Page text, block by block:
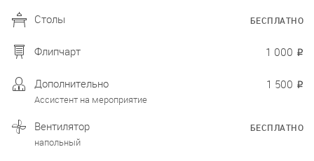
Столы БЕСПЛАТНО
Флипчарт 1 000 ₽
Дополнительно
Ассистент на мероприятие
1 500 ₽
Вентилятор
напольный
БЕСПЛАТНО